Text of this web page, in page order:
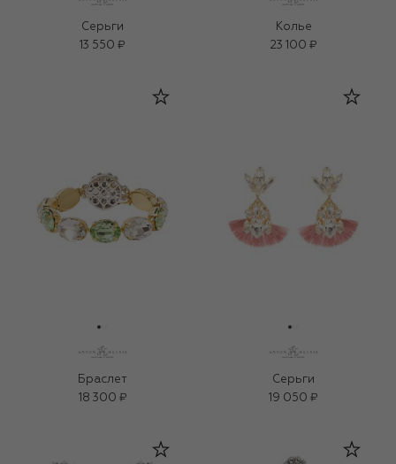
Серьги
13 550 ₽
Колье
23 100 ₽
Браслет
18 300 ₽
Серьги
19 050 ₽